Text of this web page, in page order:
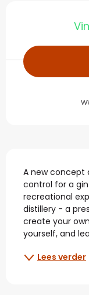
A new concept
control for a
recreational
distillery - a
create your
yourself, and
Lees verder